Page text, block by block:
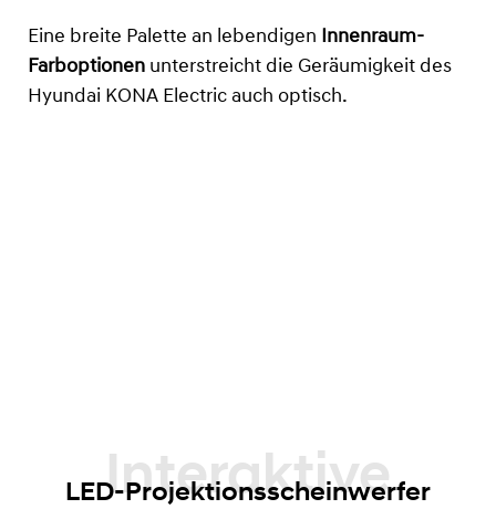
Eine breite Palette an lebendigen Innenraum-
Farboptionen unterstreicht die Geräumigkeit des
Hyundai KONA Electric auch optisch.
LED-Projektionsscheinwerfer